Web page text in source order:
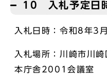
10 入札予定日
入札日時：令和8年3
入札場所：川崎市川
本庁舎2001会議室